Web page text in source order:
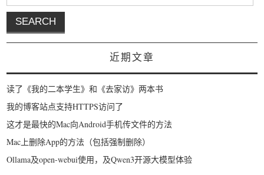
近期文章
读了《我的二本学生》和《去家访》两本书
我的博客站点支持HTTPS访问了
这才是最快的Mac向Android手机传文件的方法
Mac上删除App的方法（包括强制删除）
Ollama及open-webui使用，及Qwen3开源大模型体验